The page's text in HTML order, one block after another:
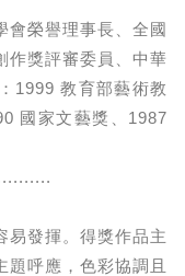
會榮譽理事長、全國
作獎評審委員、中華
1999 教育部藝術教
國家文藝獎、1987
易發揮。得獎作品主
題呼應，色彩協調且